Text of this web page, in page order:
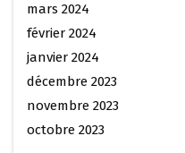
mars 2024
février 2024
janvier 2024
décembre 2023
novembre 2023
octobre 2023